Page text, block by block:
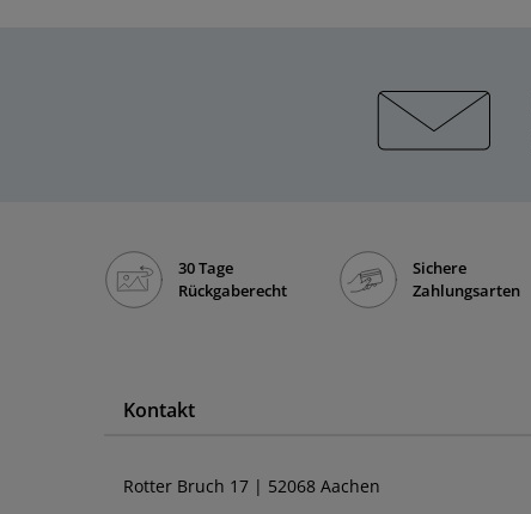
30 Tage
Rückgaberecht
Sichere
Zahlungsarten
Kontakt
Rotter Bruch 17 | 52068 Aachen